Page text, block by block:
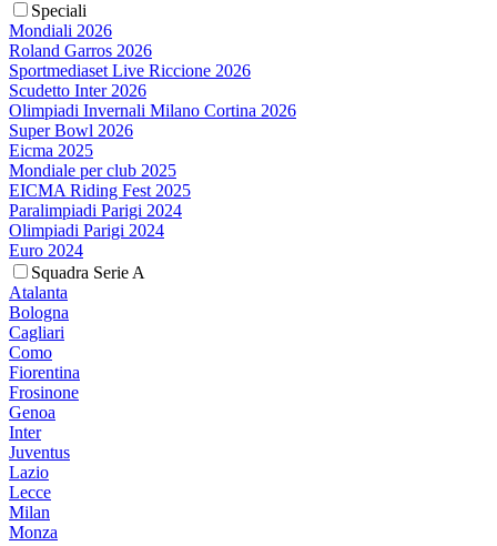
Speciali
Mondiali 2026
Roland Garros 2026
Sportmediaset Live Riccione 2026
Scudetto Inter 2026
Olimpiadi Invernali Milano Cortina 2026
Super Bowl 2026
Eicma 2025
Mondiale per club 2025
EICMA Riding Fest 2025
Paralimpiadi Parigi 2024
Olimpiadi Parigi 2024
Euro 2024
Squadra Serie A
Atalanta
Bologna
Cagliari
Como
Fiorentina
Frosinone
Genoa
Inter
Juventus
Lazio
Lecce
Milan
Monza